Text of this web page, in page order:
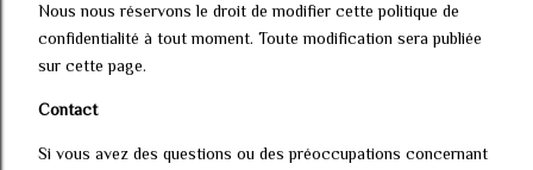
Nous nous réservons le droit de modifier cette politique de
confidentialité à tout moment. Toute modification sera publiée
sur cette page.
Contact
Si vous avez des questions ou des préoccupations concernant